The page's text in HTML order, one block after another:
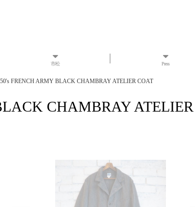
市松 Press
FRENCH ARMY BLACK CHAMBRAY ATELIER COAT
CHAMBRAY